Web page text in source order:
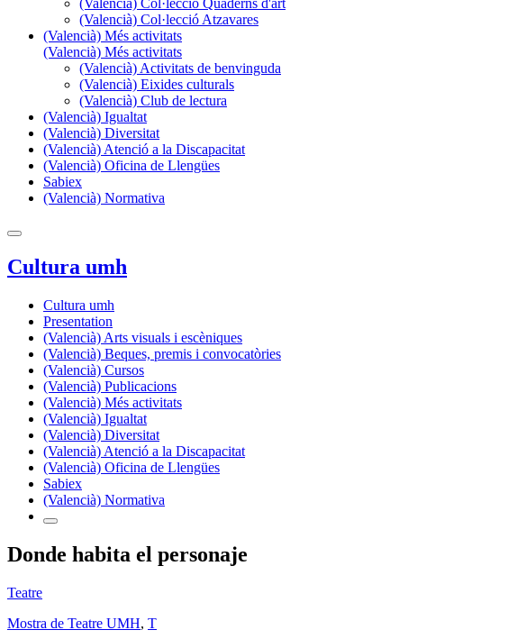
(Valencià) Col·lecció Quaderns d'art
(Valencià) Col·lecció Atzavares
(Valencià) Més activitats
(Valencià) Més activitats
(Valencià) Activitats de benvinguda
(Valencià) Eixides culturals
(Valencià) Club de lectura
(Valencià) Igualtat
(Valencià) Diversitat
(Valencià) Atenció a la Discapacitat
(Valencià) Oficina de Llengües
Sabiex
(Valencià) Normativa
Cultura umh
Cultura umh
Presentation
(Valencià) Arts visuals i escèniques
(Valencià) Beques, premis i convocatòries
(Valencià) Cursos
(Valencià) Publicacions
(Valencià) Més activitats
(Valencià) Igualtat
(Valencià) Diversitat
(Valencià) Atenció a la Discapacitat
(Valencià) Oficina de Llengües
Sabiex
(Valencià) Normativa
Donde habita el personaje
Teatre
Mostra de Teatre UMH, T